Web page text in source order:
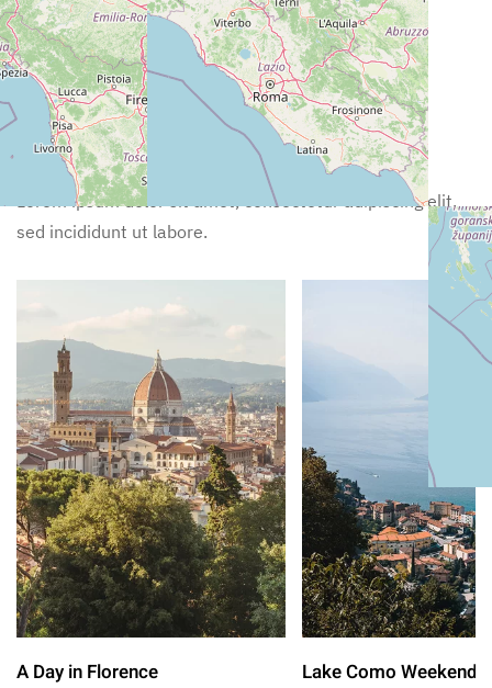
Exclusive Tips
Nearby Activities
Lorem ipsum dolor sit amet, consectetur adipiscing elit,
sed incididunt ut labore.
A Day in Florence Lake Como Weekend